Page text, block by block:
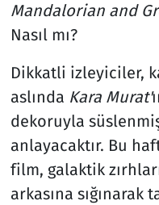
Mandalorian and
Nasıl mı?
Dikkatli izleyiciler,
aslında Kara Murat'
dekoruyla
anlayacaktır. Bu
film, galaktik
arkasına sığınarak